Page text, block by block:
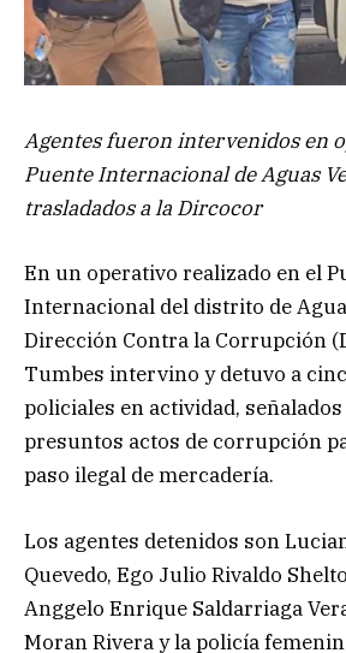
Agentes fueron intervenidos en
Puente Internacional de Aguas
trasladados a la Dircocor
En un operativo realizado en el
Internacional del distrito de
Dirección Contra la Corrupción
Tumbes intervino y detuvo a
policiales en actividad,
presuntos actos de corrupción
paso ilegal de mercadería.
Los agentes detenidos son
Quevedo, Ego Julio Rivaldo
Anggelo Enrique Saldarriaga
Moran Rivera y la policía